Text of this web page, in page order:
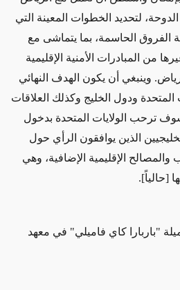
لتحديد الخطوات المعينة التي
الفروق الحاسمة، بما يتماشى مع
من المبادرات الأمنية الإقليمية
وينبغي أن يكون الهدف النهائي
المتحدة ودول الخليج وكذلك العلاقات
ترحب الولايات المتحدة بدخول
الذين يوافقون الرأي حول
الإقليمية الإضافية، وهي
[حالياً].
"باربارا كاي فاميلي" في معهد